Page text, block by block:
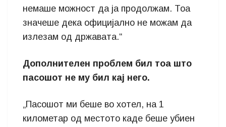
немаше можност да ја продолжам. Тоа
значеше дека официјално не можам да
излезам од државата.“
Дополнителен проблем бил тоа што
пасошот не му бил кај него.
„Пасошот ми беше во хотел, на 1
километар од местото каде беше убиен